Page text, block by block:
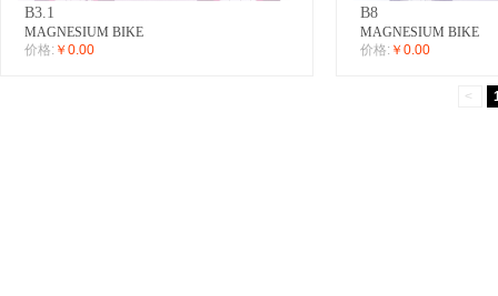
B3.1
MAGNESIUM BIKE
价格: ￥0.00
B8
MAGNESIUM BIKE
价格: ￥0.00
<